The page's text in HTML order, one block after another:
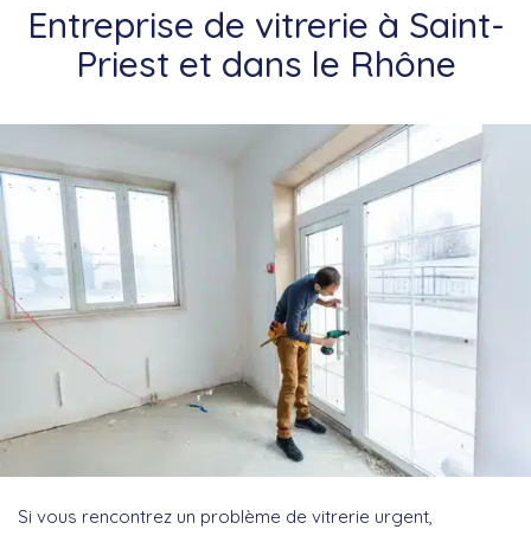
Entreprise de vitrerie à Saint-
Priest et dans le Rhône
Si vous rencontrez un problème de vitrerie urgent,